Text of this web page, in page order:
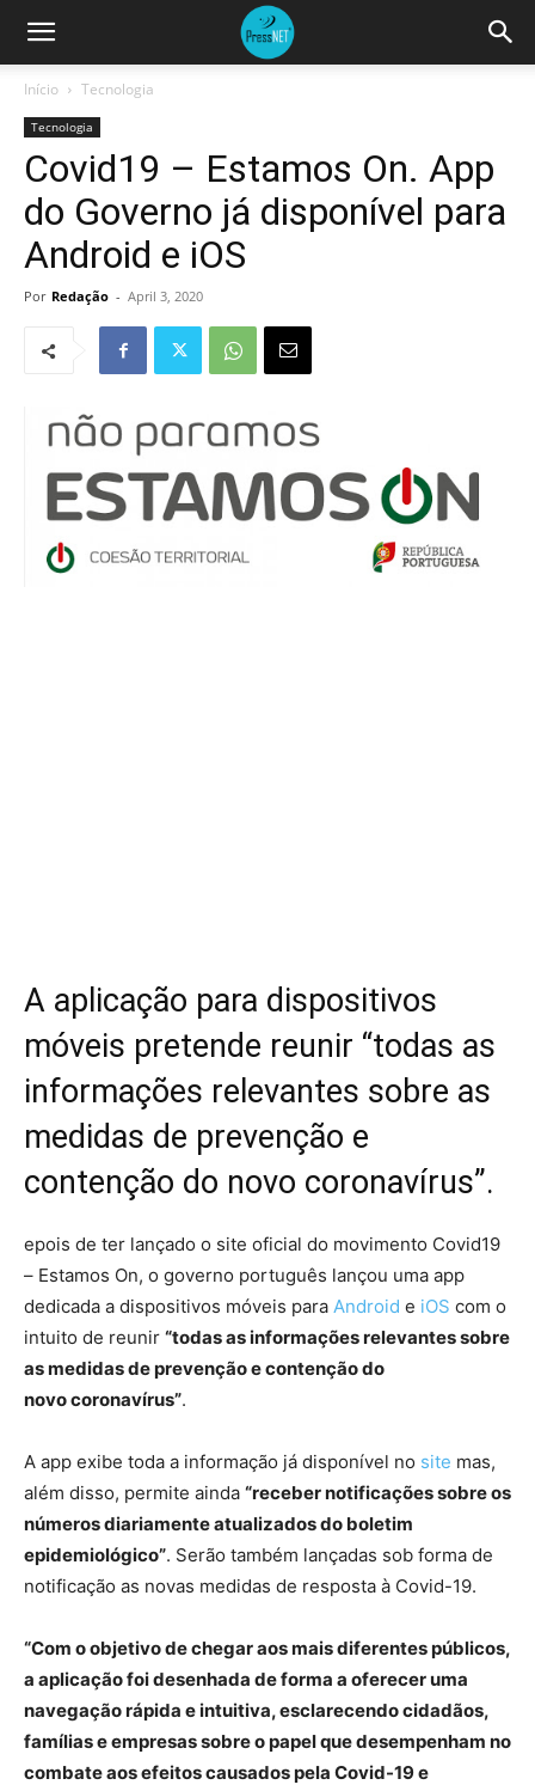
Início Tecnologia
Tecnologia
Covid19 – Estamos On. App
do Governo já disponível para
Android e iOS
Por Redação - April 3, 2020
A aplicação para dispositivos
móveis pretende reunir “todas as
informações relevantes sobre as
medidas de prevenção e
contenção do novo coronavírus”.
epois de ter lançado o site oficial do movimento Covid19
– Estamos On, o governo português lançou uma app
dedicada a dispositivos móveis para Android e iOS com o
intuito de reunir “todas as informações relevantes sobre
as medidas de prevenção e contenção do
novo coronavírus”.
A app exibe toda a informação já disponível no site mas,
além disso, permite ainda “receber notificações sobre os
números diariamente atualizados do boletim
epidemiológico”. Serão também lançadas sob forma de
notificação as novas medidas de resposta à Covid-19.
“Com o objetivo de chegar aos mais diferentes públicos,
a aplicação foi desenhada de forma a oferecer uma
navegação rápida e intuitiva, esclarecendo cidadãos,
famílias e empresas sobre o papel que desempenham no
combate aos efeitos causados pela Covid-19 e